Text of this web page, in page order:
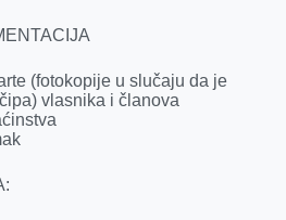
(fotokopije u slučaju da je
vlasnika i članova